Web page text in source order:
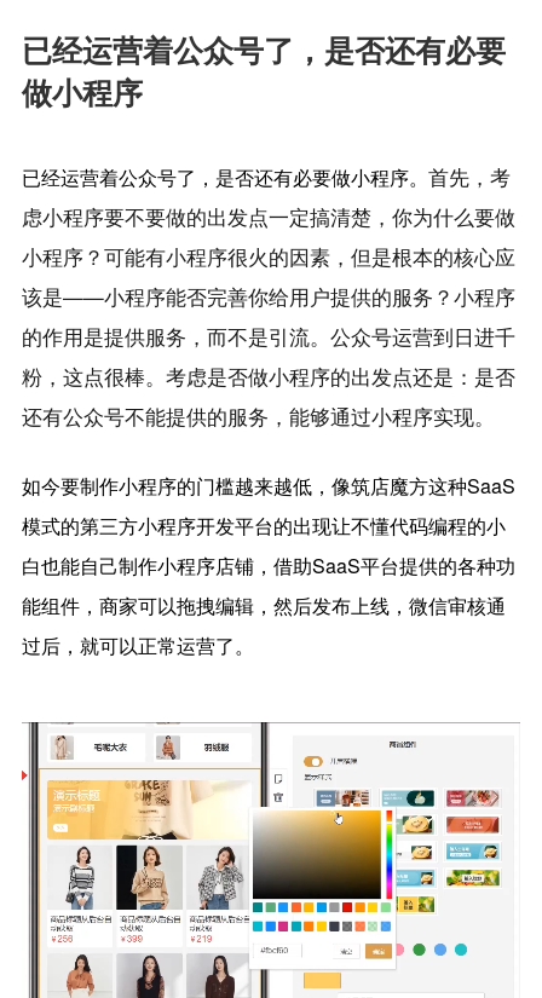
已经运营着公众号了，是否还有必要
做小程序
已经运营着公众号了，是否还有必要做小程序。 首先，考
虑小程序要不要做的出发点一定搞清楚，你为什么要做
小程序？可能有小程序很火的因素，但是根本的核心应
该是——小程序能否完善你给用户提供的服务？小程序
的作用是提供服务，而不是引流。 公众号运营到日进千
粉，这点很棒。考虑是否做小程序的出发点还是：是否
还有公众号不能提供的服务，能够通过小程序实现。
如今要制作小程序的门槛越来越低，像筑店魔方这种SaaS
模式的第三方小程序开发平台的出现让不懂代码编程的小
白也能自己制作小程序店铺，借助SaaS平台提供的各种功
能组件，商家可以拖拽编辑，然后发布上线，微信审核通
过后，就可以正常运营了。